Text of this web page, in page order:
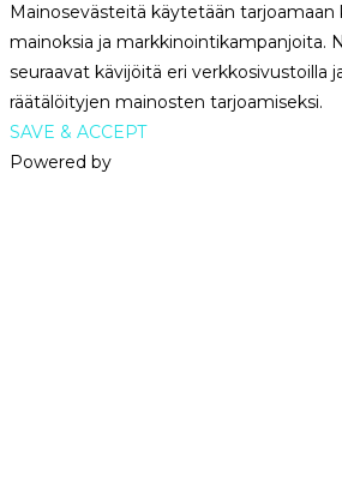
Mainosevästeitä käytetään tarjoamaan
mainoksia ja markkinointikampanjoita.
seuraavat kävijöitä eri verkkosivustoilla
räätälöityjen mainosten tarjoamiseksi.
SAVE & ACCEPT
Powered by